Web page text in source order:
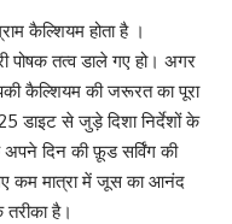
कैल्शियम होता है ।
पोषक तत्व डाले गए हो। अगर
कैल्शियम की जरूरत का पूरा
डाइट से जुड़े दिशा निर्देशों के
दिन की फ़ूड सर्विंग की
कम मात्रा में जूस का आनंद
है।